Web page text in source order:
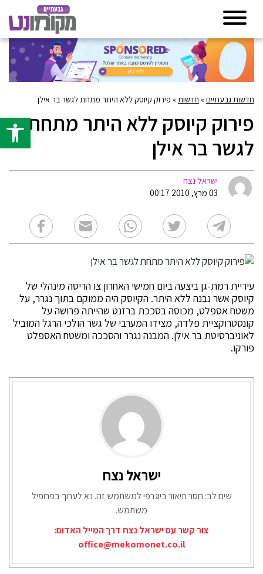
פתח
חדשות גבעתיים» חדשות » פירוק קיוסק ללא היתר מתחת לגשר בר אילן
פירוק קיוסק ללא היתר מתחת
לגשר בר אילן
ישראל נצח
03 מרץ, 2010 00:17
עיריית רמת-גן ביצעה ביום חמישי האחרון צו הריסה מינהלי של
קיוסק אשר נבנה ללא היתר. הקיוסק היה ממוקם בתוך נגרר, על
משטח אספלט, מכוסה בסככת ברזנט שהייתה פרושה על
קונסטרוקציית פלדה, מצידו המערבי של גשר הולכי הרגל המוביל
לאוניברסיטת בר אילן. המבנה נגרר והסככה ומשטח האספלט
פורקו.
ישראל נצח
שים לב: חסר תיאור ביוגרפי למשתמש זה. נא לערוך בפרופיל
משתמש.
צור קשר עם ישראל נצח דרך המייל האדום:
office@mekomonet.co.il